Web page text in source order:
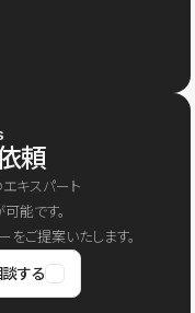
頼
キスパート
能です。
ご提案いたします。
する